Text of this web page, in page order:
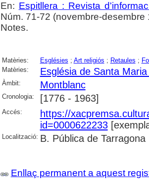
En: Espitllera : Revista
Núm. 71-72 (novembre-desembre
Notes.
Matèries: Esglésies ; Art religiós ; Retaules ;
Matèries:
Església de Santa
Àmbit: Montblanc
Cronologia: [1776 - 1963]
Accés:
https://
id=0000622233
Localització: B. Pública de Tarragona
Enllaç permanent a aquest